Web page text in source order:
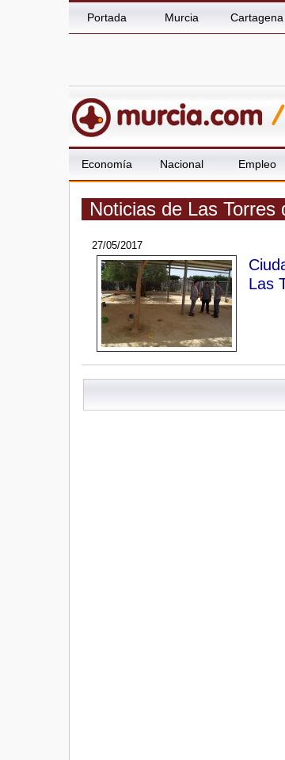
Portada Murcia Cartagena
Economía Nacional Empleo
Noticias de Las
27/05/2017
Las